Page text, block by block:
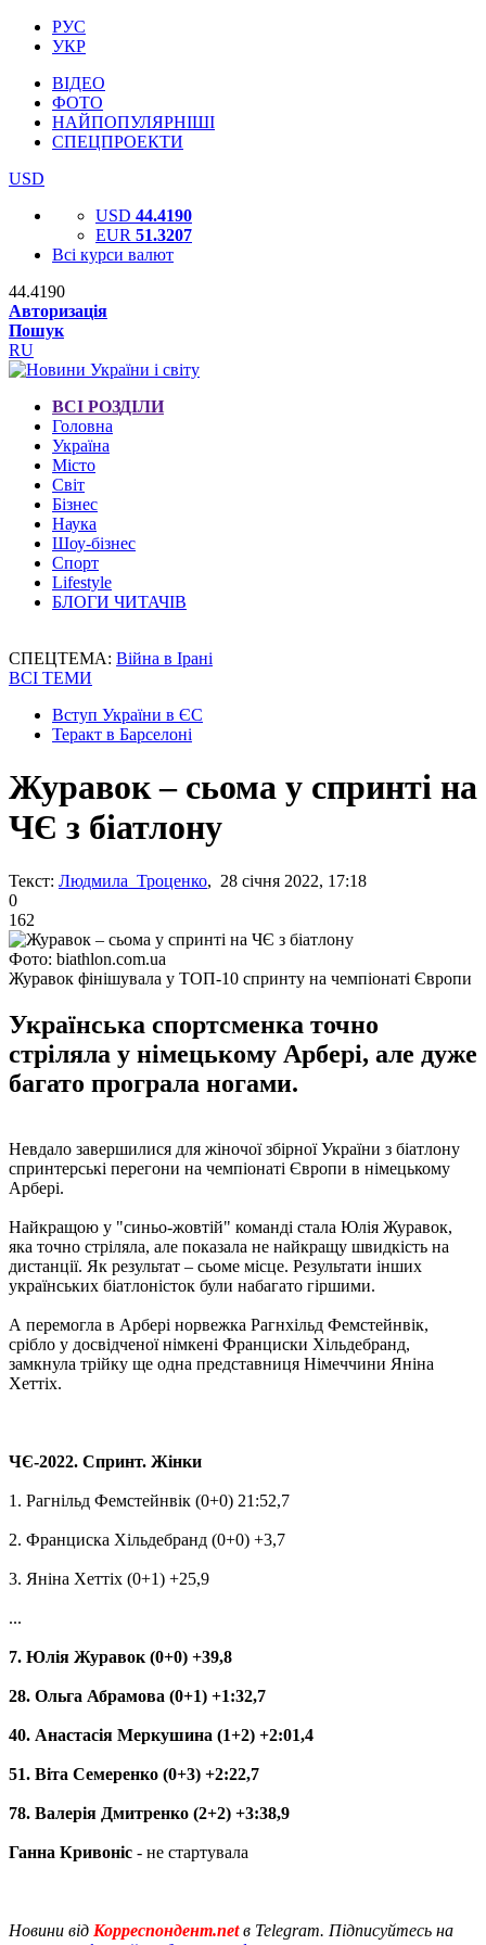
РУС
УКР
ВІДЕО
ФОТО
НАЙПОПУЛЯРНІШІ
СПЕЦПРОЕКТИ
USD
USD 44.4190
EUR 51.3207
Всі курси валют
44.4190
Авторизація
Пошук
RU
ВСІ РОЗДІЛИ
Головна
Україна
Місто
Світ
Бізнес
Наука
Шоу-бізнес
Спорт
Lifestyle
БЛОГИ ЧИТАЧІВ
СПЕЦТЕМА: Війна в Ірані
ВСІ ТЕМИ
Вступ України в ЄС
Теракт в Барселоні
Журавок – сьома у спринті на
ЧЄ з біатлону
Текст: Людмила Троценко, 28 січня 2022, 17:18
0
162
Фото: biathlon.com.ua
Журавок фінішувала у ТОП-10 спринту на чемпіонаті Європи
Українська спортсменка точно
стріляла у німецькому Арбері, але дуже
багато програла ногами.
Невдало завершилися для жіночої збірної України з біатлону
спринтерські перегони на чемпіонаті Європи в німецькому
Арбері.
Найкращою у "синьо-жовтій" команді стала Юлія Журавок,
яка точно стріляла, але показала не найкращу швидкість на
дистанції. Як результат – сьоме місце. Результати інших
українських біатлоністок були набагато гіршими.
А перемогла в Арбері норвежка Рагнхільд Фемстейнвік,
срібло у досвідченої німкені Франциски Хільдебранд,
замкнула трійку ще одна представниця Німеччини Яніна
Хеттіх.
ЧЄ-2022. Спринт. Жінки
1. Рагнільд Фемстейнвік (0+0) 21:52,7
2. Франциска Хільдебранд (0+0) +3,7
3. Яніна Хеттіх (0+1) +25,9
...
7. Юлія Журавок (0+0) +39,8
28. Ольга Абрамова (0+1) +1:32,7
40. Анастасія Меркушина (1+2) +2:01,4
51. Віта Семеренко (0+3) +2:22,7
78. Валерія Дмитренко (2+2) +3:38,9
Ганна Кривоніс - не стартувала
Новини від Корреспондент.netв Telegram. Підписуйтесь на